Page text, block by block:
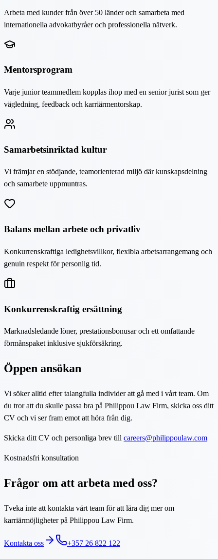
Arbeta med kunder från över 50 länder och samarbeta med
internationella advokatbyråer och professionella nätverk.
Mentorsprogram
Varje junior teammedlem kopplas ihop med en senior jurist som ger
vägledning, feedback och karriärmentorskap.
Samarbetsinriktad kultur
Vi främjar en stödjande, teamorienterad miljö där kunskapsdelning
och samarbete uppmuntras.
Balans mellan arbete och privatliv
Konkurrenskraftiga ledighetsvillkor, flexibla arbetsarrangemang och
genuin respekt för personlig tid.
Konkurrenskraftig ersättning
Marknadsledande löner, prestationsbonusar och ett omfattande
förmånspaket inklusive sjukförsäkring.
Öppen ansökan
Vi söker alltid efter talangfulla individer att gå med i vårt team. Om
du tror att du skulle passa bra på Philippou Law Firm, skicka oss ditt
CV och vi ser fram emot att höra från dig.
Skicka ditt CV och personliga brev till careers@philippoulaw.com
Kostnadsfri konsultation
Frågor om att arbeta med oss?
Tveka inte att kontakta vårt team för att lära dig mer om
karriärmöjligheter på Philippou Law Firm.
Kontakta oss +357 26 822 122